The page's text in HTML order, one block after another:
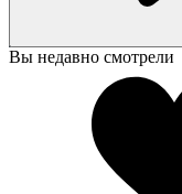
Вы недавно смотрели